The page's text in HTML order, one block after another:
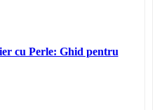
cu Perle: Ghid pentru